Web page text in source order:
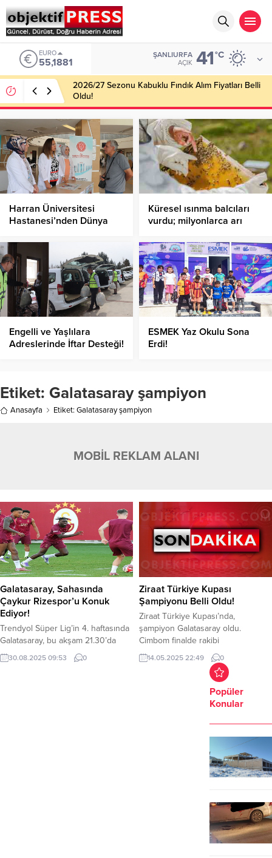
EURO
55,1881
ŞANLIURFA
AÇIK 41°C
2026/27 Sezonu Kabuklu Fındık Alım Fiyatları Belli
Oldu!
Harran Üniversitesi
Hastanesi’nden Dünya
Farkındalık Çağrısı
Küresel ısınma balcıları
vurdu; milyonlarca arı
Engelli ve Yaşlılara
Adreslerinde İftar Desteği!
ESMEK Yaz Okulu Sona
Erdi!
Etiket: Galatasaray şampiyon
Anasayfa Etiket: Galatasaray şampiyon
MOBİL REKLAM ALANI
Galatasaray, Sahasında
Çaykur Rizespor’u Konuk
Ediyor!
Trendyol Süper Lig’in 4. haftasında
Galatasaray, bu akşam 21.30’da
Çaykur Rizespor’u konuk ediyor.
RAMS Park’ta saat 21:30’da
30.08.2025 09:53 0
Ziraat Türkiye Kupası
Şampiyonu Belli Oldu!
Ziraat Türkiye Kupası’nda,
şampiyon Galatasaray oldu.
Cimbom finalde rakibi
Trabzonspor’u 3-0 yenerek Ziraat
Türkiye Kupası’nı müzesine
götürmeyi başardı. Galatasaray
finalde rakibi Trabzonspor’u 3-0
yenerek kupanın sahibi oldu.
Barış Alper ve 46, 63 dakikada
Osimhen’den geldi. Galatasaray,
19’uncu Ziraat Türkiye Kupası
14.05.2025 22:49 0
Popüler
Konular